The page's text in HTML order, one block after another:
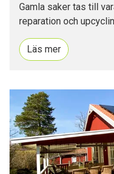
Gamla saker tas till
reparation och
Läs mer